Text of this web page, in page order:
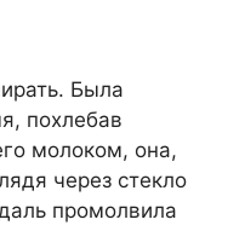
Была
похлебав
молоком, она,
через стекло
промолвила